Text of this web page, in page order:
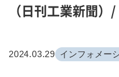
（日刊工業新聞
2024.03.29 インフォメー